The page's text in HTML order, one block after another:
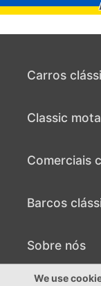
Carros
Classic
Comerciais
Barcos
Vender barco
Sobre nós
Sobre nós
We use